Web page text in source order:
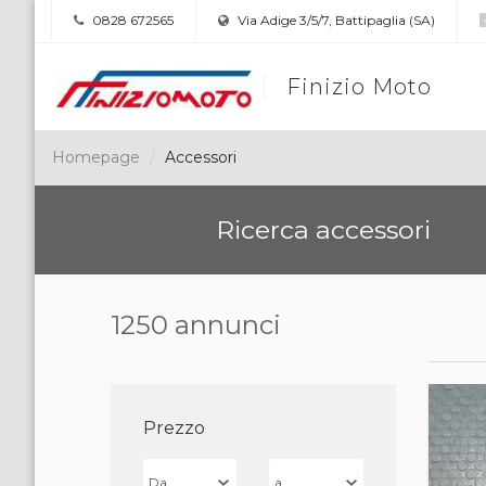
0828 672565 Via Adige 3/5/7, Battipaglia (SA)
Finizio Moto
Homepage Accessori
Ricerca accessori
1250 annunci
Prezzo